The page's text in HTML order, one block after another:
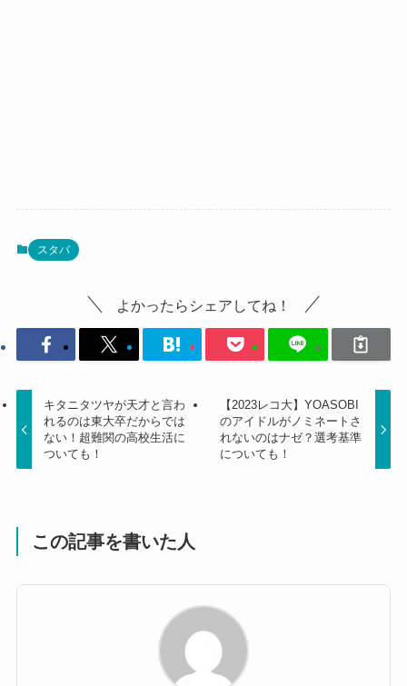
スタバ
よかったらシェアしてね！
キタニタツヤが天才と言わ
れるのは東大卒だからでは
ない！超難関の高校生活に
ついても！
【2023レコ大】YOASOBI
のアイドルがノミネートさ
れないのはナゼ？選考基準
についても！
この記事を書いた人